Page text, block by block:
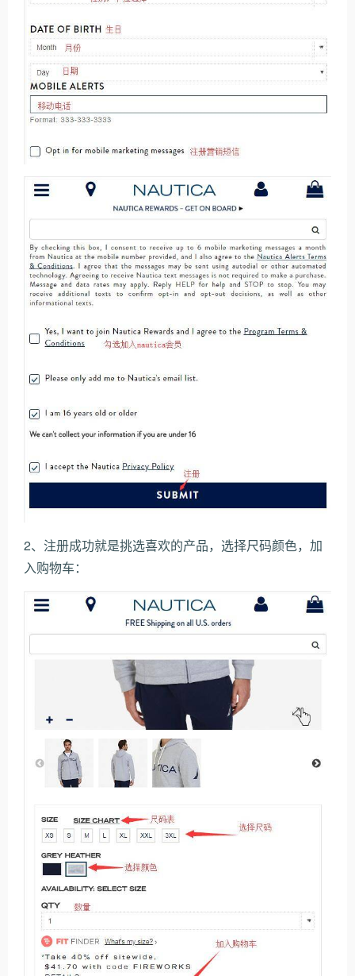
2、注册成功就是挑选喜欢的产品，选择尺码颜色，加
入购物车：